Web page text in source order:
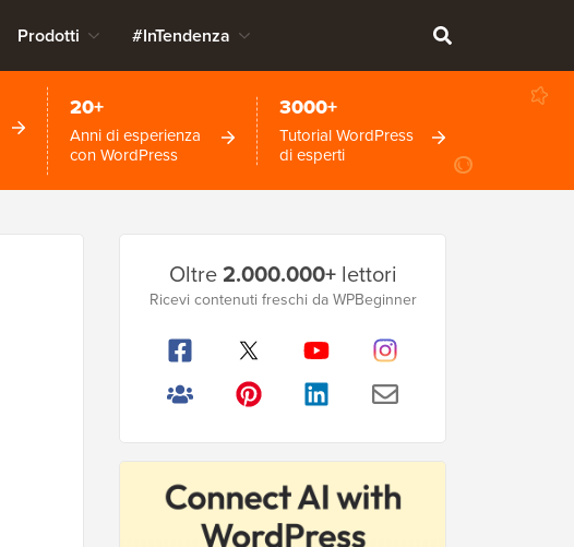
Prodotti #InTendenza
20+
Anni di esperienza
con WordPress
3000+
Tutorial WordPress
di esperti
laterale
principale
Oltre2.000.000+lettori
Ricevi contenuti freschi da WPBeginner